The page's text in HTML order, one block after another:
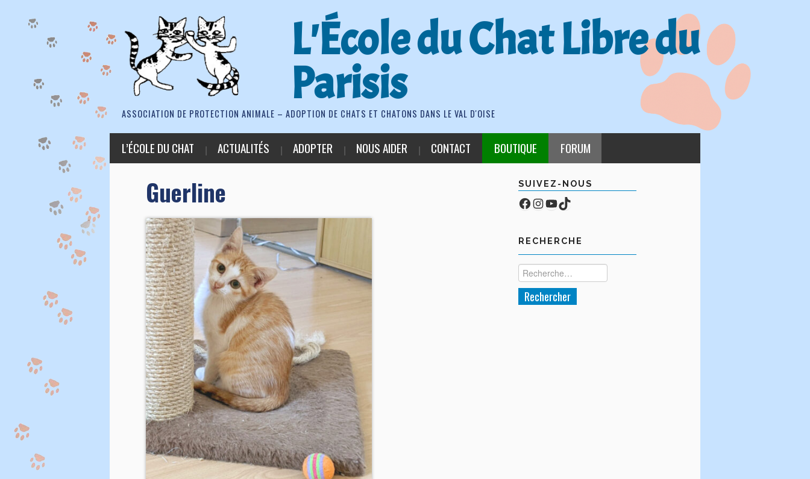
L'École du Chat Libre du
Parisis
ASSOCIATION DE PROTECTION ANIMALE – ADOPTION DE CHATS ET CHATONS DANS LE VAL D'OISE
L’ÉCOLE DU CHAT ACTUALITÉS ADOPTER NOUS AIDER CONTACT BOUTIQUE FORUM
Guerline SUIVEZ-NOUS
Facebook
Compte Instagram
YouTube
TikTok
RECHERCHE